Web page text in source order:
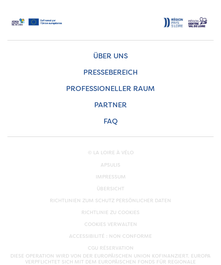
ÜBER UNS
PRESSEBEREICH
PROFESSIONELLER RAUM
PARTNER
FAQ
© LA LOIRE À VÉLO
APSULIS
IMPRESSUM
ÜBERSICHT
RICHTLINIEN ZUM SCHUTZ PERSÖNLICHER DATEN
RICHTLINIE ZU COOKIES
COOKIES VERWALTEN
ACCESSIBILITÉ : NON CONFORME
CGU RÉSERVATION
DIESE OPERATION WIRD VON DER EUROPÄISCHEN UNION KOFINANZIERT. EUROPA
VERPFLICHTET SICH MIT DEM EUROPÄISCHEN FONDS FÜR REGIONALE